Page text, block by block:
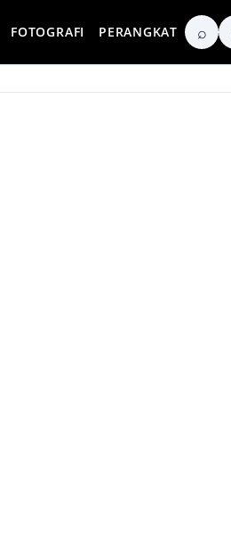
FOTOGRAFI PERANGKAT ⌕